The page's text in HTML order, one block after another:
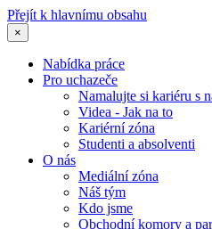
Přejít k hlavnímu obsahu
×
Nabídka práce
Pro uchazeče
Namalujte si kariéru s
Videa - Jak na to
Kariérní zóna
Studenti a absolventi
O nás
Mediální zóna
Náš tým
Kdo jsme
Obchodní komory a